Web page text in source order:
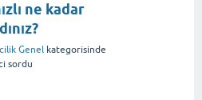
ne kadar
Genel kategorisinde
sordu